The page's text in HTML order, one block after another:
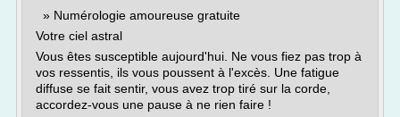
» Numérologie amoureuse gratuite
Votre ciel astral
Vous êtes susceptible aujourd'hui. Ne vous fiez pas trop à
vos ressentis, ils vous poussent à l'excès. Une fatigue
diffuse se fait sentir, vous avez trop tiré sur la corde,
accordez-vous une pause à ne rien faire !